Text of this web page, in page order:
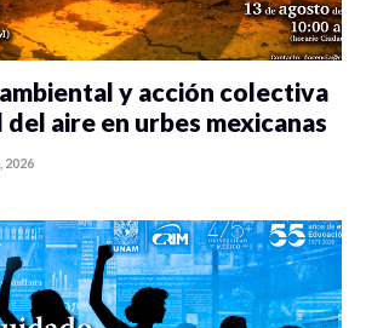
y acción colectiva
aire en urbes mexicanas
2026